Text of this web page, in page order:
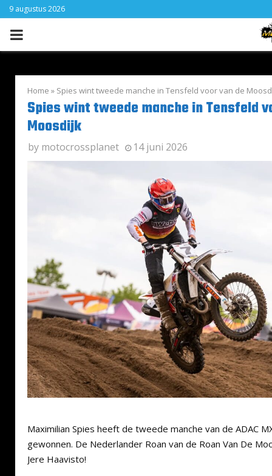
9 augustus 2026
PRIMARY
Home » Spies wint tweede manche in Tensfeld voor van de
Spies wint tweede manche in Tensfeld
Moosdijk
by motocrossplanet 14 juni 2026
Maximilian Spies heeft de tweede manche van de ADAC
gewonnen. De Nederlander Roan van de Roan Van De
Jere Haavisto!